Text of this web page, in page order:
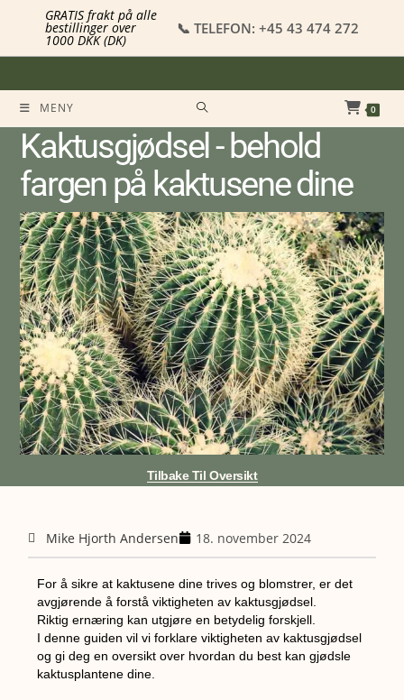
📞 TELEFON: +45 43 474 272
GRATIS frakt på alle
bestillinger over
1000 DKK (DK)
0
MENY
Kaktusgjødsel - behold
fargen på kaktusene dine
Tilbake Til Oversikt
Mike Hjorth Andersen 18. november 2024
For å sikre at kaktusene dine trives og blomstrer, er det
avgjørende å forstå viktigheten av kaktusgjødsel.
Riktig ernæring kan utgjøre en betydelig forskjell.
I denne guiden vil vi forklare viktigheten av kaktusgjødsel
og gi deg en oversikt over hvordan du best kan gjødsle
kaktusplantene dine.